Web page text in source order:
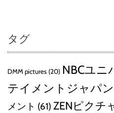
タグ
DMM pictures (20) NBCユニ
テイメントジャパン
メント (61) ZENピクチ